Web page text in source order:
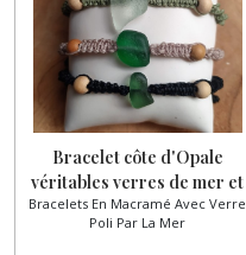
Bracelet côte d'Opale
véritables verres de mer et
perles de bois 100% made in
France
Bracelets En Macramé Avec Verre
Poli Par La Mer